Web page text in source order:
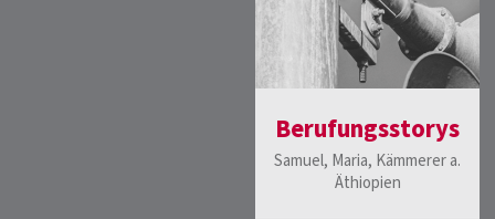
Berufungsstorys
Samuel, Maria, Kämmerer a.
Äthiopien